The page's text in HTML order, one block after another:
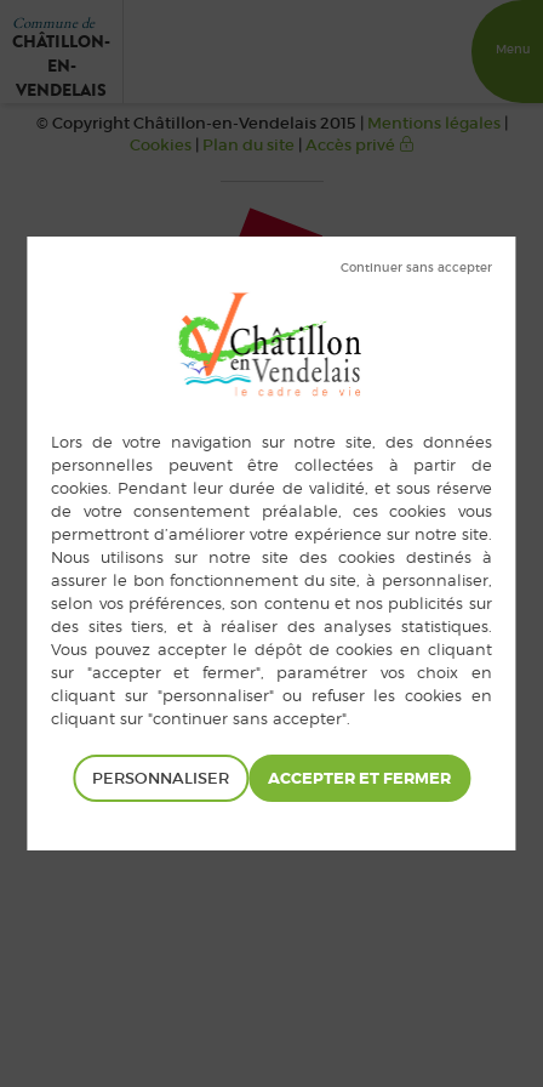
Commune de
CHÂTILLON-
EN-
VENDELAIS
Menu
© Copyright Châtillon-en-Vendelais 2015 | Mentions légales|
Cookies| Plan du site | Accès privé
PERSONNALISER